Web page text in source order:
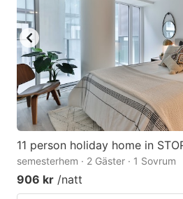
11 person holiday home in
semesterhem · 2 Gäster · 1 Sovrum
906 kr /natt